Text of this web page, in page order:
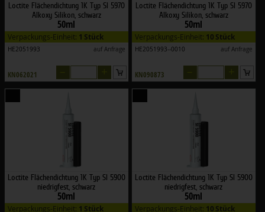
Loctite Flächendichtung 1K Typ SI 5970
Alkoxy Silikon, schwarz
50ml
Verpackungs-Einheit: 1 Stück
HE2051993 auf Anfrage
KN062021
Loctite Flächendichtung 1K Typ SI 5970
Alkoxy Silikon, schwarz
50ml
Verpackungs-Einheit: 10 Stück
HE2051993--0010 auf Anfrage
KN090873
Loctite Flächendichtung 1K Typ SI 5900
niedrigfest, schwarz
50ml
Verpackungs-Einheit: 1 Stück
Loctite Flächendichtung 1K Typ SI 5900
niedrigfest, schwarz
50ml
Verpackungs-Einheit: 10 Stück